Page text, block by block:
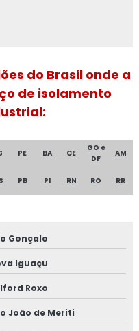
industrial
rio de janeiro
industrial
do Brasil onde a
de isolamento
PE BA CE
GO e
DF
AM
PB PI RN RO RR
Gonçalo
Iguaçu
Roxo
João de Meriti